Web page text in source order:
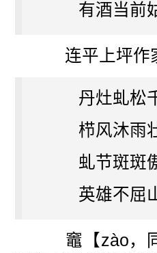
有酒当前姑
连平上坪作家
丹灶虬松千
栉风沐雨壮
虬节斑斑傲
英雄不屈山
竈【zào，同